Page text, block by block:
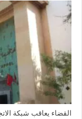
القضاء يعاقب شبكة